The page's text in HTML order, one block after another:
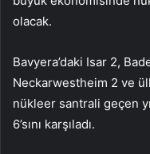
olacak.
Bavyera’daki Isar 2,
Neckarwestheim 2 ve
nükleer santrali geçen
6’sını karşıladı.